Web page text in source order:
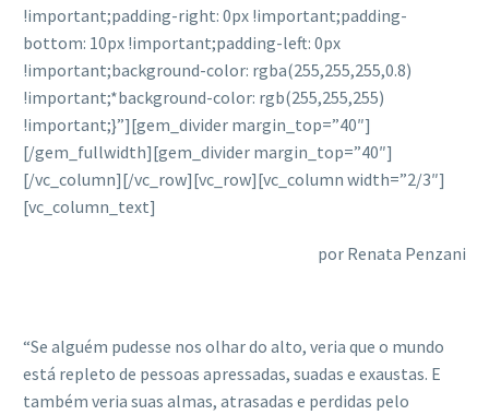
!important;padding-right: 0px !important;padding-
bottom: 10px !important;padding-left: 0px
!important;background-color: rgba(255,255,255,0.8)
!important;*background-color: rgb(255,255,255)
!important;}”][gem_divider margin_top=”40″]
[/gem_fullwidth][gem_divider margin_top=”40″]
[/vc_column][/vc_row][vc_row][vc_column width=”2/3″]
[vc_column_text]
por Renata Penzani
“Se alguém pudesse nos olhar do alto, veria que o mundo
está repleto de pessoas apressadas, suadas e exaustas. E
também veria suas almas, atrasadas e perdidas pelo